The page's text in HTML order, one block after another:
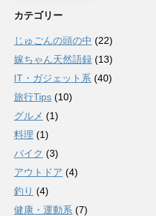
カテゴリー
じゅごんの頭の中 (22)
嫁ちゃん天然語録 (13)
IT・ガジェット系 (40)
旅行Tips (10)
グルメ (1)
料理 (1)
バイク (3)
アウトドア (4)
釣り (4)
健康・運動系 (7)